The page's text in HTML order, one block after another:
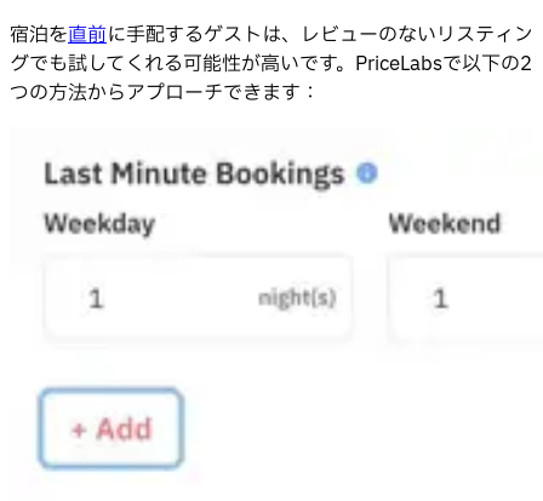
宿泊を直前に手配するゲストは、レビューのないリスティン
グでも試してくれる可能性が高いです。PriceLabsで以下の2
つの方法からアプローチできます：